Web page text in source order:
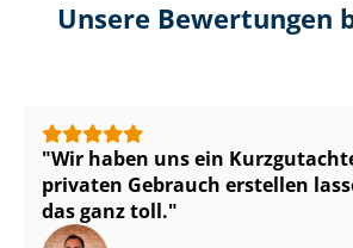
Unsere Bewertungen
Wir haben uns ein
privaten Gebrauch erstellen
das ganz toll.